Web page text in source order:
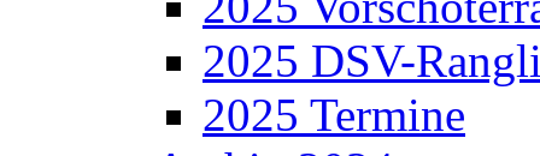
2025 DSV-
2025 Termine